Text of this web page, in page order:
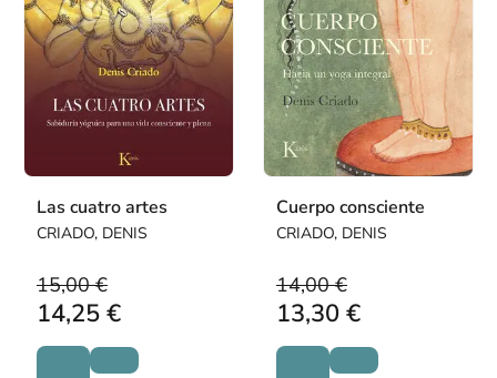
Las cuatro artes
CRIADO, DENIS
15,00 €
14,25 €
Cuerpo consciente
CRIADO, DENIS
14,00 €
13,30 €